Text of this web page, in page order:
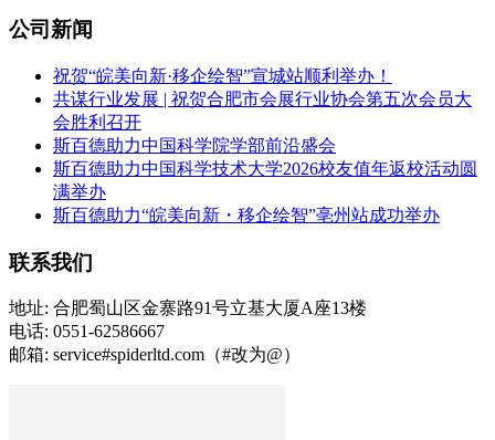
公司新闻
祝贺“皖美向新·移企绘智”宣城站顺利举办！
共谋行业发展 | 祝贺合肥市会展行业协会第五次会员大
会胜利召开
斯百德助力中国科学院学部前沿盛会
斯百德助力中国科学技术大学2026校友值年返校活动圆
满举办
斯百德助力“皖美向新・移企绘智”亳州站成功举办
联系我们
地址: 合肥蜀山区金寨路91号立基大厦A座13楼
电话: 0551-62586667
邮箱: service#spiderltd.com（#改为@）